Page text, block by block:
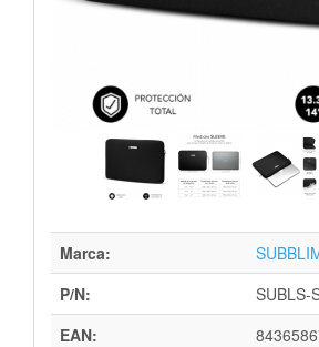
Marca:
P/N:
SUBLS-
EAN: